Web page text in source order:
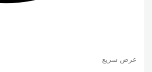
عرض سريع